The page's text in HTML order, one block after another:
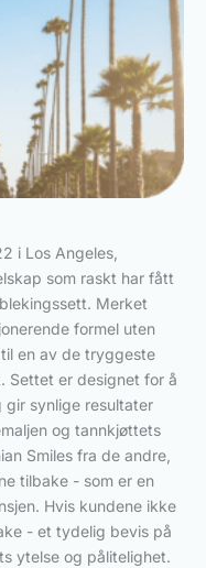
i Los Angeles,
som raskt har fått
Merket
formel uten
en av de tryggeste
Settet er designet for å
synlige resultater
og tannkjøttets
Smiles fra de andre,
tilbake - som er en
Hvis kundene ikke
- et tydelig bevis på
ytelse og pålitelighet.